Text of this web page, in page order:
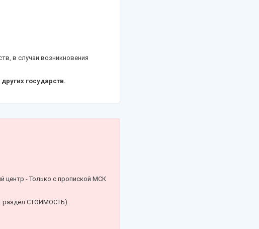
в случаи возникновения
государств.
центр - Только с пропиской МСК
раздел СТОИМОСТЬ).